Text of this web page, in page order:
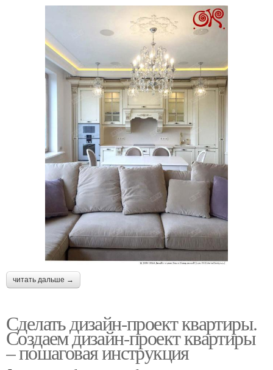
читать дальше →
Сделать дизайн-проект квартиры.
Создаем дизайн-проект квартиры
– пошаговая инструкция